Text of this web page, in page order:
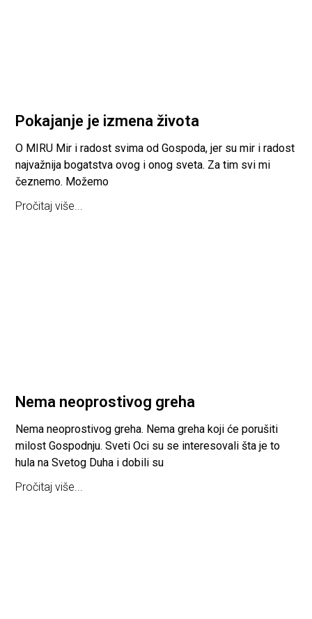
Pokajanje je izmena života
O MIRU Mir i radost svima od Gospoda, jer su mir i radost
najvažnija bogatstva ovog i onog sveta. Za tim svi mi
čeznemo. Možemo
Pročitaj više...
Nema neoprostivog greha
Nema neoprostivog greha. Nema greha koji će porušiti
milost Gospodnju. Sveti Oci su se interesovali šta je to
hula na Svetog Duha i dobili su
Pročitaj više...